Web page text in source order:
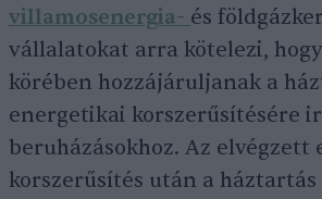
villamosenergia- és
vállalatokat arra kötelezi, hogy
körében hozzájáruljanak a
energetikai korszerűsítésére
beruházásokhoz. Az elvégzett
korszerűsítés után a háztartás